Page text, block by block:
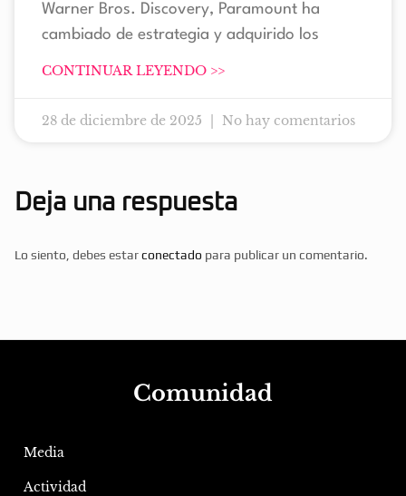
Warner Bros. Discovery, Paramount ha
cambiado de estrategia y adquirido los
CONTINUAR LEYENDO >>
28 de diciembre de 2025 No hay comentarios
Deja una respuesta
Lo siento, debes estarconectado para publicar un comentario.
Comunidad
Media
Actividad